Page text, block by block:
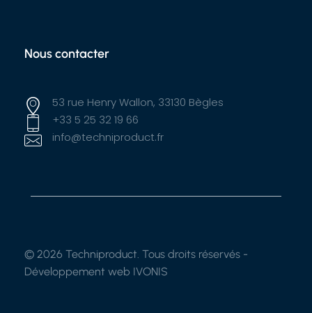
Nous contacter
53 rue Henry Wallon, 33130 Bègles
+33 5 25 32 19 66
info@techniproduct.fr
© 2026 Techniproduct. Tous droits réservés -
Développement web IVONIS